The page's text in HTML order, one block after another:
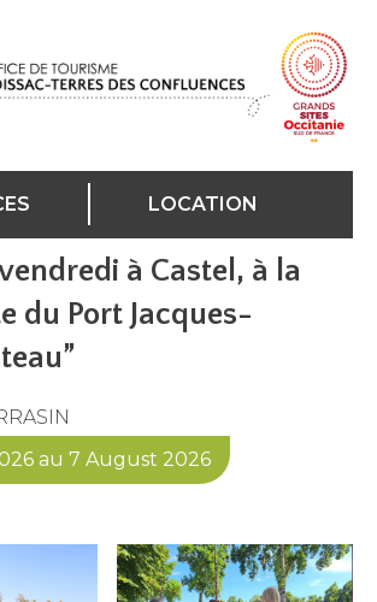
LOCATION
à Castel, à la
du Port Jacques-
au 7 August 2026